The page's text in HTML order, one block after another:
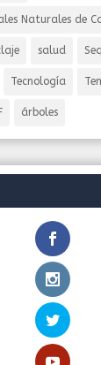
Naturales de
salud
Tecnología
árboles